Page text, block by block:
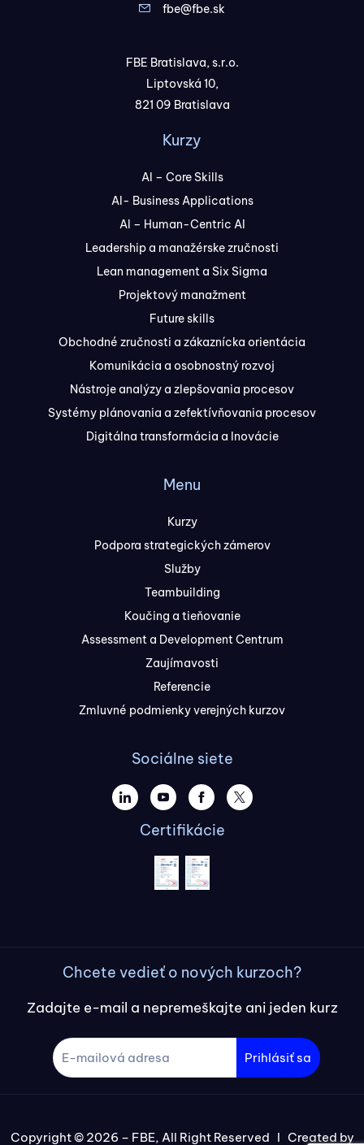
fbe@fbe.sk
FBE Bratislava, s.r.o.
Liptovská 10,
821 09 Bratislava
Kurzy
AI – Core Skills
AI- Business Applications
AI – Human-Centric AI
Leadership a manažérske zručnosti
Lean management a Six Sigma
Projektový manažment
Future skills
Obchodné zručnosti a zákaznícka orientácia
Komunikácia a osobnostný rozvoj
Nástroje analýzy a zlepšovania procesov
Systémy plánovania a zefektívňovania procesov
Digitálna transformácia a Inovácie
Menu
Kurzy
Podpora strategických zámerov
Služby
Teambuilding
Koučing a tieňovanie
Assessment a Development Centrum
Zaujímavosti
Referencie
Zmluvné podmienky verejných kurzov
Sociálne siete
Certifikácie
Chcete vedieť o nových kurzoch?
Zadajte e-mail a nepremeškajte ani jeden kurz
Prihlásiť sa
Copyright © 2026 – FBE, All Right Reserved I Created by